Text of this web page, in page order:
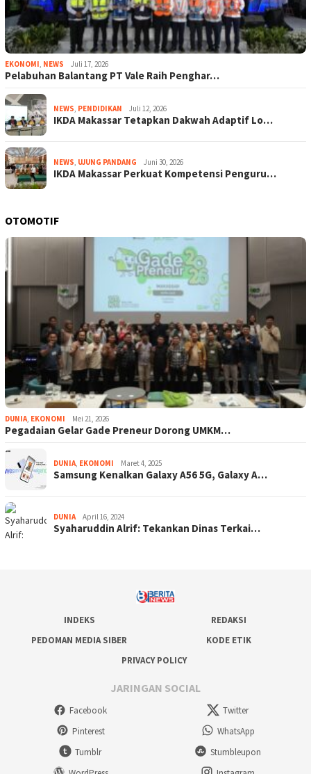
EKONOMI, NEWS Juli 17, 2026
Pelabuhan Balantang PT Vale Raih Penghar…
NEWS, PENDIDIKAN Juli 12, 2026
IKDA Makassar Tetapkan Dakwah Adaptif Lo…
NEWS, UJUNG PANDANG Juni 30, 2026
IKDA Makassar Perkuat Kompetensi Penguru…
OTOMOTIF
DUNIA, EKONOMI Mei 21, 2026
Pegadaian Gelar Gade Preneur Dorong UMKM…
DUNIA, EKONOMI Maret 4, 2025
Samsung Kenalkan Galaxy A56 5G, Galaxy A…
DUNIA April 16, 2024
Syaharuddin Alrif: Tekankan Dinas Terkai…
INDEKS
REDAKSI
PEDOMAN MEDIA SIBER
KODE ETIK
PRIVACY POLICY
JARINGAN SOCIAL
Facebook
Twitter
Pinterest
WhatsApp
Tumblr
Stumbleupon